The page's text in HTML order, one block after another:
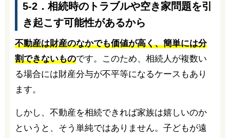
5-2．相続時のトラブルや空き家問題を引
き起こす可能性があるから
不動産は財産のなかでも価値が高く、簡単には分
割できないものです。このため、相続人が複数い
る場合には財産分与が不平等になるケースもあり
ます。
しかし、不動産を相続できれば家族は嬉しいのか
というと、そう単純ではありません。子どもが遠